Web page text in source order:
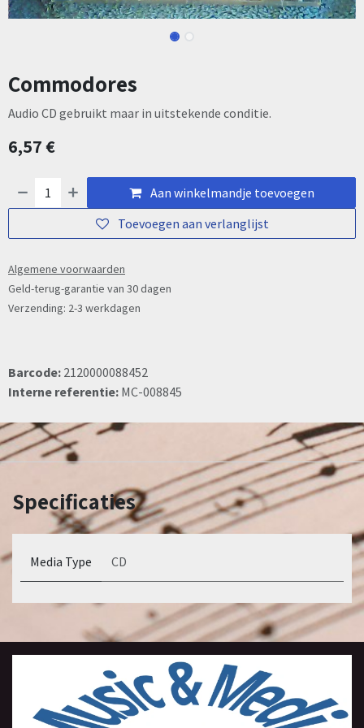
Commodores
Audio CD gebruikt maar in uitstekende conditie.
6,57€
Aan winkelmandje toevoegen
Toevoegen aan verlanglijst
Algemene voorwaarden
Geld-terug-garantie van 30 dagen
Verzending: 2-3 werkdagen
Barcode: 2120000088452
Interne referentie: MC-008845
Specificaties
Media Type CD